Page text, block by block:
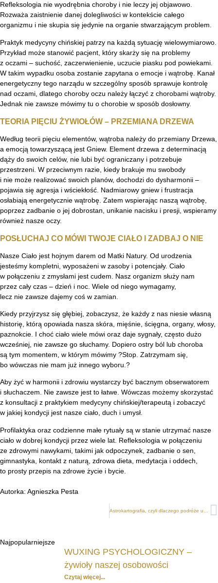
Refleksologia nie wyodrębnia choroby i nie leczy jej objawowo.
Rozważa zaistnienie danej dolegliwości w kontekście całego
organizmu i nie skupia się jedynie na organie stwarzającym problem.
Praktyk medycyny chińskiej patrzy na każdą sytuację wielowymiarowo.
Przykład może stanowić pacjent, który skarży się na problemy
z oczami – suchość, zaczerwienienie, uczucie piasku pod powiekami.
W takim wypadku osoba zostanie zapytana o emocje i wątrobę. Kanał
energetyczny tego narządu w szczególny sposób sprawuje kontrolę
nad oczami, dlatego choroby oczu należy łączyć z chorobami wątroby.
Jednak nie zawsze mówimy tu o chorobie w sposób dosłowny.
TEORIA PIĘCIU ŻYWIOŁÓW – PRZEMIANA DRZEWA
Według teorii pięciu elementów, wątroba należy do przemiany Drzewa,
a emocją towarzyszącą jest Gniew. Element drzewa z determinacją
dąży do swoich celów, nie lubi być ograniczany i potrzebuje
przestrzeni. W przeciwnym razie, kiedy brakuje mu swobody
i nie może realizować swoich planów, dochodzi do dysharmonii –
pojawia się agresja i wściekłość. Nadmiarowy gniew i frustracja
osłabiają energetycznie wątrobę. Zatem wspierając naszą wątrobę,
poprzez zadbanie o jej dobrostan, unikanie nacisku i presji, wspieramy
również nasze oczy.
POSŁUCHAJ CO MÓWI TWOJE CIAŁO I ZADBAJ O NIE
Nasze Ciało jest hojnym darem od Matki Natury. Od urodzenia
jesteśmy kompletni, wyposażeni w zasoby i potencjały. Ciało
w połączeniu z zmysłami jest cudem. Nasz organizm służy nam
przez cały czas – dzień i noc. Wiele od niego wymagamy,
lecz nie zawsze dajemy coś w zamian.
Kiedy przyjrzysz się głębiej, zobaczysz, że każdy z nas niesie własną
historię, którą opowiada nasza skóra, mięśnie, ścięgna, organy, włosy,
paznokcie. I choć ciało wiele mówi oraz daje sygnały, często dużo
wcześniej, nie zawsze go słuchamy. Dopiero ostry ból lub choroba
są tym momentem, w którym mówimy ?Stop. Zatrzymam się,
bo wówczas nie mam już innego wyboru.?
Aby żyć w harmonii i zdrowiu wystarczy być bacznym obserwatorem
i słuchaczem. Nie zawsze jest to łatwe. Wówczas możemy skorzystać
z konsultacji z praktykiem medycyny chińskiej/terapeutą i zobaczyć
w jakiej kondycji jest nasze ciało, duch i umysł.
Profilaktyka oraz codzienne małe rytuały są w stanie utrzymać nasze
ciało w dobrej kondycji przez wiele lat. Refleksologia w połączeniu
ze zdrowymi nawykami, takimi jak odpoczynek, zadbanie o sen,
gimnastyka, kontakt z naturą, zdrowa dieta, medytacja i oddech,
to prosty przepis na zdrowe życie i bycie.
Autorka: Agnieszka Pesta
Astrokartografia, czyli dlaczego podróże uczą
Najpopularniejsze
WUXING PSYCHOLOGICZNY –
żywioły naszej osobowości
Czytaj więcej...